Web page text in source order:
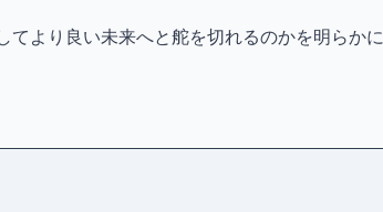
より良い未来へと舵を切れるのかを明らかに